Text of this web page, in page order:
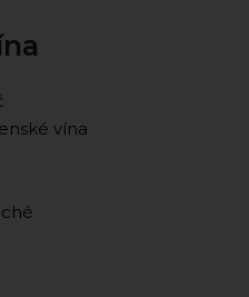
vína